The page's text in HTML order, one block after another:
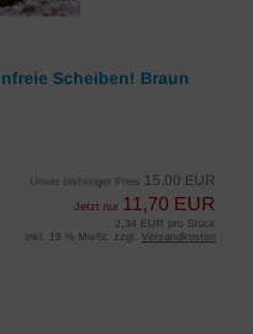
Scheiben! Braun
Unser bisheriger Preis 15,00 EUR
Jetzt nur 11,70 EUR
2,34 EUR pro Stück
inkl. 19 % MwSt. zzgl. Versandkosten